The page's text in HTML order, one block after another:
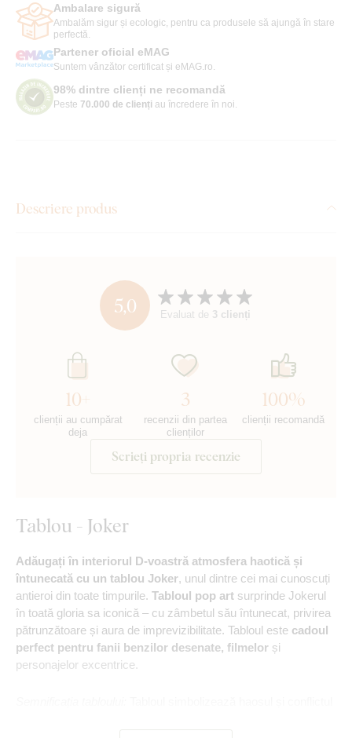
Ambalare sigură
Ambalăm sigur și ecologic, pentru ca produsele să ajungă în stare
perfectă.
Partener oficial eMAG
Suntem vânzător certificat și eMAG.ro.
98% dintre clienți ne recomandă
Peste 70.000 de clienți au încredere în noi.
Descriere produs
5,0 Evaluat de 3 clienți
10+
clienții au cumpărat
deja
3
recenzii din partea
clienților
100%
clienții recomandă
Scrieți propria recenzie
Tablou - Joker
Adăugați în interiorul D-voastră atmosfera haotică și
întunecată cu un tablou Joker, unul dintre cei mai cunoscuți
antieroi din toate timpurile. Tabloul pop art surprinde Jokerul
în toată gloria sa iconică – cu zâmbetul său întunecat, privirea
pătrunzătoare și aura de imprevizibilitate. Tabloul este cadoul
perfect pentru fanii benzilor desenate, filmelor și
personajelor excentrice.